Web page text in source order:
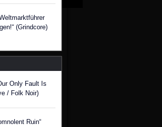
(Grindcore)
Only Fault Is
/ Folk Noir)
Ruin“